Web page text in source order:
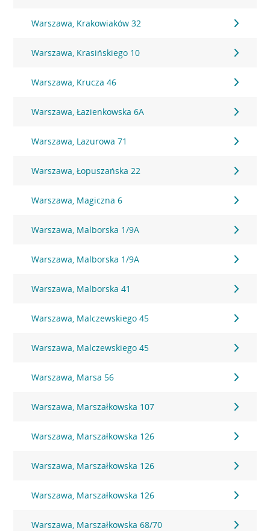
Warszawa, Krakowiaków 32
Warszawa, Krasińskiego 10
Warszawa, Krucza 46
Warszawa, Łazienkowska 6A
Warszawa, Lazurowa 71
Warszawa, Łopuszańska 22
Warszawa, Magiczna 6
Warszawa, Malborska 1/9A
Warszawa, Malborska 1/9A
Warszawa, Malborska 41
Warszawa, Malczewskiego 45
Warszawa, Malczewskiego 45
Warszawa, Marsa 56
Warszawa, Marszałkowska 107
Warszawa, Marszałkowska 126
Warszawa, Marszałkowska 126
Warszawa, Marszałkowska 126
Warszawa, Marszałkowska 68/70